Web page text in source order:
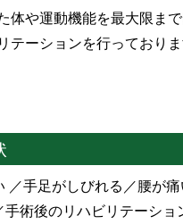
体や運動機能を最大限ま
テーションを行っておりま
／手足がしびれる／腰が
手術後のリハビリテーシ